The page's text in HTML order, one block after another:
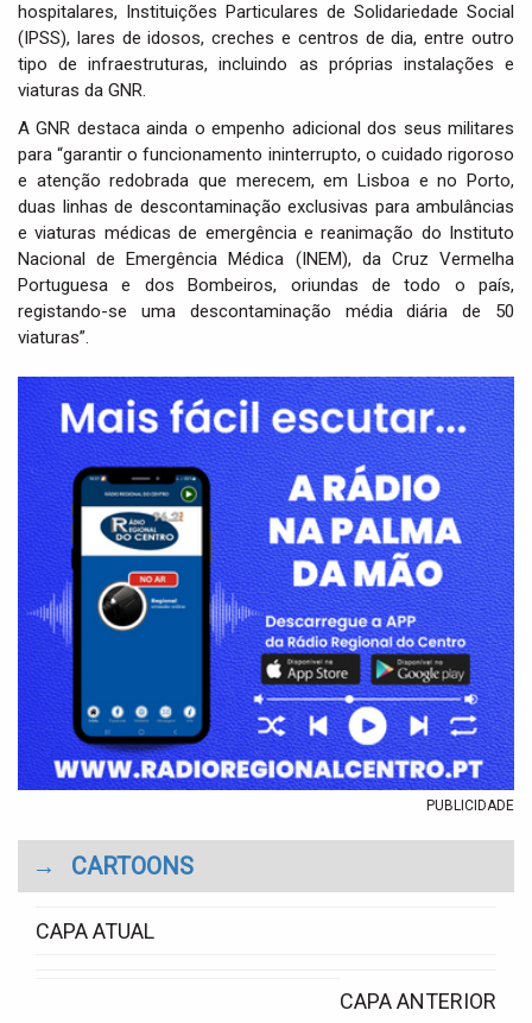
hospitalares, Instituições Particulares de Solidariedade Social
(IPSS), lares de idosos, creches e centros de dia, entre outro
tipo de infraestruturas, incluindo as próprias instalações e
viaturas da GNR.
A GNR destaca ainda o empenho adicional dos seus militares
para “garantir o funcionamento ininterrupto, o cuidado rigoroso
e atenção redobrada que merecem, em Lisboa e no Porto,
duas linhas de descontaminação exclusivas para ambulâncias
e viaturas médicas de emergência e reanimação do Instituto
Nacional de Emergência Médica (INEM), da Cruz Vermelha
Portuguesa e dos Bombeiros, oriundas de todo o país,
registando-se uma descontaminação média diária de 50
viaturas”.
PUBLICIDADE
→ CARTOONS
CAPA ATUAL
CAPA ANTERIOR